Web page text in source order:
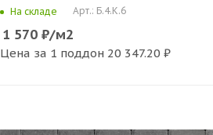
На складе Арт.: Б.4.К.6
1 570 ₽/м2
Цена за 1 поддон 20 347.20 ₽